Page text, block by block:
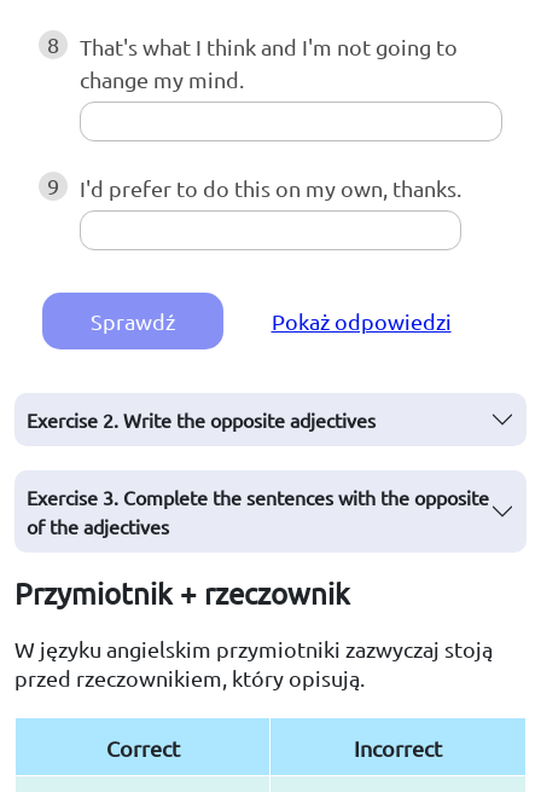
8
That's what I think and I'm not going to
change my mind.
9 I'd prefer to do this on my own, thanks.
Sprawdź Pokaż odpowiedzi
Exercise 2. Write the opposite adjectives
Exercise 3. Complete the sentences with the opposite
of the adjectives
Przymiotnik + rzeczownik
W języku angielskim przymiotniki zazwyczaj stoją
przed rzeczownikiem, który opisują.
Correct Incorrect